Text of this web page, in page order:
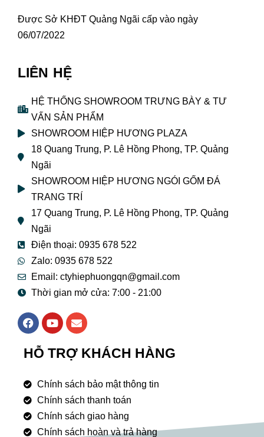
Được Sở KHĐT Quảng Ngãi cấp vào ngày
06/07/2022
LIÊN HỆ
HỆ THỐNG SHOWROOM TRƯNG BÀY & TƯ
VẤN SẢN PHẨM
SHOWROOM HIỆP HƯƠNG PLAZA
18 Quang Trung, P. Lê Hồng Phong, TP. Quảng
Ngãi
SHOWROOM HIỆP HƯƠNG NGÓI GỐM ĐÁ
TRANG TRÍ
17 Quang Trung, P. Lê Hồng Phong, TP. Quảng
Ngãi
Điện thoại: 0935 678 522
Zalo: 0935 678 522
Email: ctyhiephuongqn@gmail.com
Thời gian mở cửa: 7:00 - 21:00
F
a
e
b
o
k
Y
o
t
u
e
E
n
e
p
HỖ TRỢ KHÁCH HÀNG
Chính sách bảo mật thông tin
Chính sách thanh toán
Chính sách giao hàng
Chính sách hoàn và trả hàng